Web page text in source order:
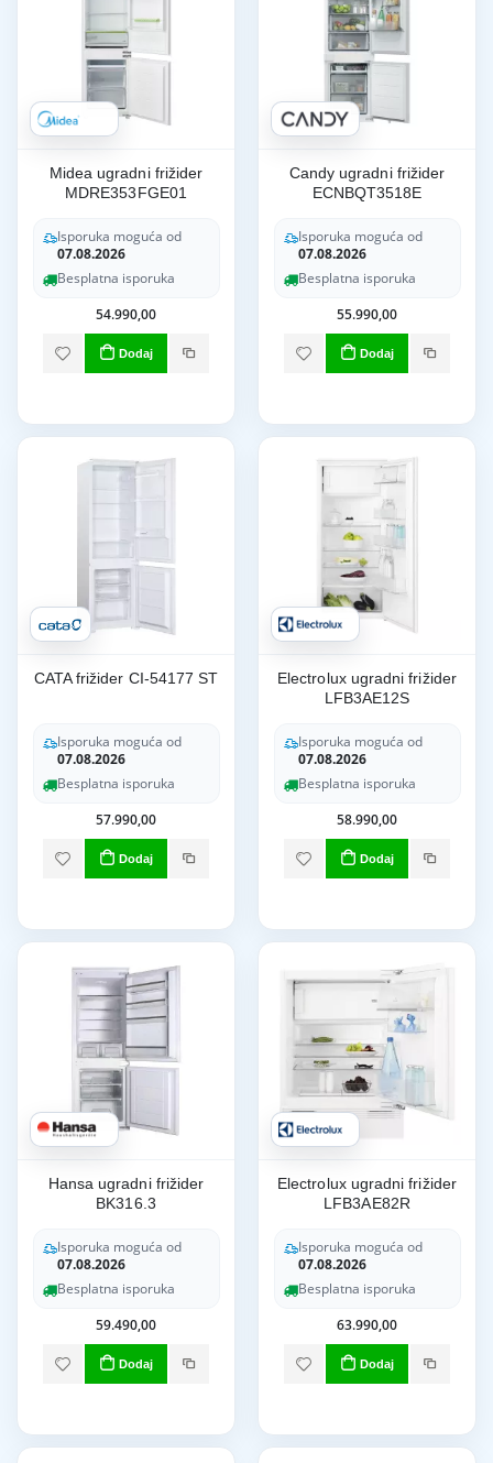
Midea ugradni frižider
MDRE353FGE01
Isporuka moguća od
07.08.2026
Besplatna isporuka
54.990,00
Dodaj
Candy ugradni frižider
ECNBQT3518E
Isporuka moguća od
07.08.2026
Besplatna isporuka
55.990,00
Dodaj
CATA frižider CI-54177 ST
Isporuka moguća od
07.08.2026
Besplatna isporuka
57.990,00
Dodaj
Electrolux ugradni frižider
LFB3AE12S
Isporuka moguća od
07.08.2026
Besplatna isporuka
58.990,00
Dodaj
Hansa ugradni frižider
BK316.3
Isporuka moguća od
07.08.2026
Besplatna isporuka
59.490,00
Dodaj
Electrolux ugradni frižider
LFB3AE82R
Isporuka moguća od
07.08.2026
Besplatna isporuka
63.990,00
Dodaj